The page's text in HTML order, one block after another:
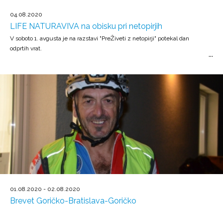
04.08.2020
LIFE NATURAVIVA na obisku pri netopirjih
V soboto 1. avgusta je na razstavi "PreŽiveti z netopirji" potekal dan
odprtih vrat.
01.08.2020 - 02.08.2020
Brevet Goričko-Bratislava-Goričko